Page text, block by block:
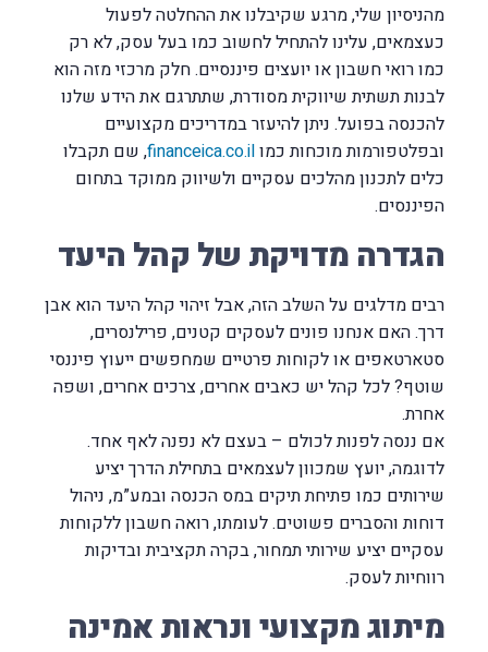
מהניסיון שלי, מרגע שקיבלנו את ההחלטה לפעול
כעצמאים, עלינו להתחיל לחשוב כמו בעל עסק, לא רק
כמו רואי חשבון או יועצים פיננסיים. חלק מרכזי מזה הוא
לבנות תשתית שיווקית מסודרת, שתתרגם את הידע שלנו
להכנסה בפועל. ניתן להיעזר במדריכים מקצועיים
ובפלטפורמות מוכחות כמוfinanceica.co.il, שם תקבלו
כלים לתכנון מהלכים עסקיים ולשיווק ממוקד בתחום
הפיננסים.
הגדרה מדויקת של קהל היעד
רבים מדלגים על השלב הזה, אבל זיהוי קהל היעד הוא אבן
דרך. האם אנחנו פונים לעסקים קטנים, פרילנסרים,
סטארטאפים או לקוחות פרטיים שמחפשים ייעוץ פיננסי
שוטף? לכל קהל יש כאבים אחרים, צרכים אחרים, ושפה
אחרת.
אם ננסה לפנות לכולם – בעצם לא נפנה לאף אחד.
לדוגמה, יועץ שמכוון לעצמאים בתחילת הדרך יציע
שירותים כמו פתיחת תיקים במס הכנסה ובמע”מ, ניהול
דוחות והסברים פשוטים. לעומתו, רואה חשבון ללקוחות
עסקיים יציע שירותי תמחור, בקרה תקציבית ובדיקות
רווחיות לעסק.
מיתוג מקצועי ונראות אמינה